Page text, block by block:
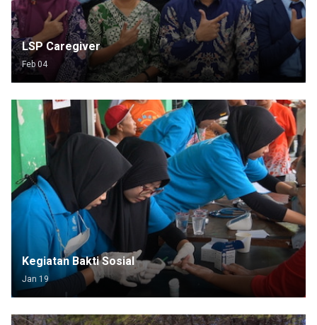
LSP Caregiver
Feb 04
Kegiatan Bakti Sosial
Jan 19